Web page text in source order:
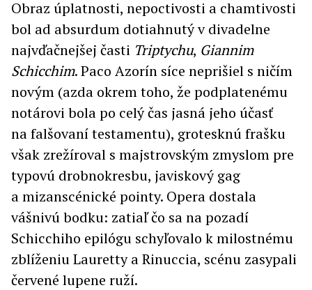
Obraz úplatnosti, nepoctivosti a chamtivosti
bol ad absurdum dotiahnutý v divadelne
najvďačnejšej časti Triptychu, Giannim
Schicchim. Paco Azorín síce neprišiel s ničím
novým (azda okrem toho, že podplatenému
notárovi bola po celý čas jasná jeho účasť
na falšovaní testamentu), grotesknú frašku
však zrežíroval s majstrovským zmyslom pre
typovú drobnokresbu, javiskový gag
a mizanscénické pointy. Opera dostala
vášnivú bodku: zatiaľ čo sa na pozadí
Schicchiho epilógu schyľovalo k milostnému
zblíženiu Lauretty a Rinuccia, scénu zasypali
červené lupene ruží.